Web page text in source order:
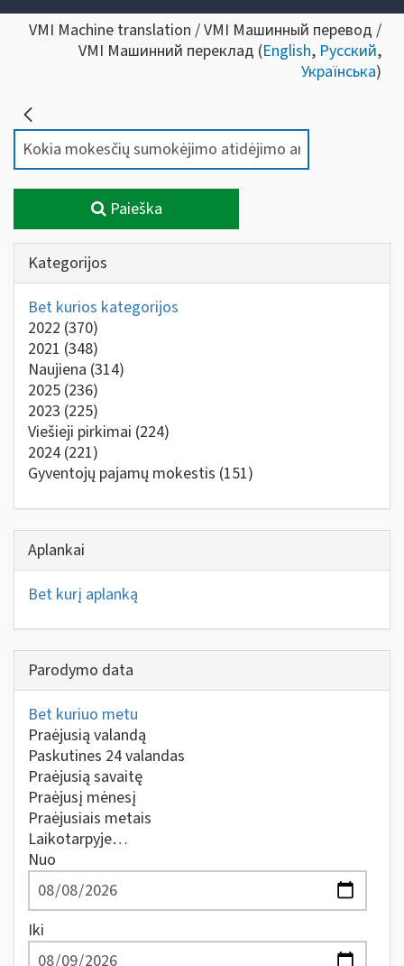
VMI Machine translation / VMI Машинный перевод /
VMI Машинний переклад (English, Русский,
Українська)
Paieška
Kategorijos
Bet kurios kategorijos
2022 (370)
2021 (348)
Naujiena (314)
2025 (236)
2023 (225)
Viešieji pirkimai (224)
2024 (221)
Gyventojų pajamų mokestis (151)
Aplankai
Bet kurį aplanką
Parodymo data
Bet kuriuo metu
Praėjusią valandą
Paskutines 24 valandas
Praėjusią savaitę
Praėjusį mėnesį
Praėjusiais metais
Laikotarpyje…
Nuo
Iki